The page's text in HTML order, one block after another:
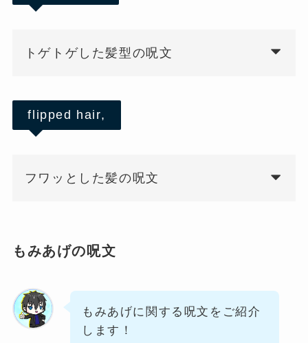
トゲトゲした髪型の呪文
flipped hair,
フワッとした髪の呪文
もみあげの呪文
もみあげに関する呪文をご紹介
します！